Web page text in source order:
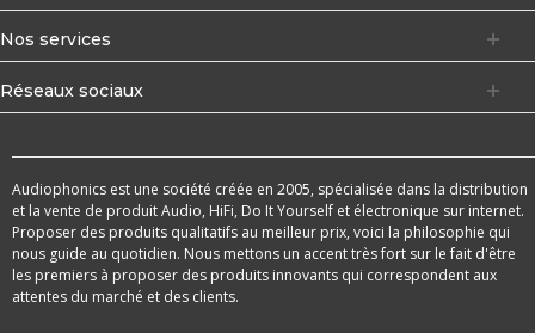
Nos services
Réseaux sociaux
Audiophonics est une société créée en 2005, spécialisée dans la distribution
et la vente de produit Audio, HiFi, Do It Yourself et électronique sur internet.
Proposer des produits qualitatifs au meilleur prix, voici la philosophie qui
nous guide au quotidien. Nous mettons un accent très fort sur le fait d'être
les premiers à proposer des produits innovants qui correspondent aux
attentes du marché et des clients.